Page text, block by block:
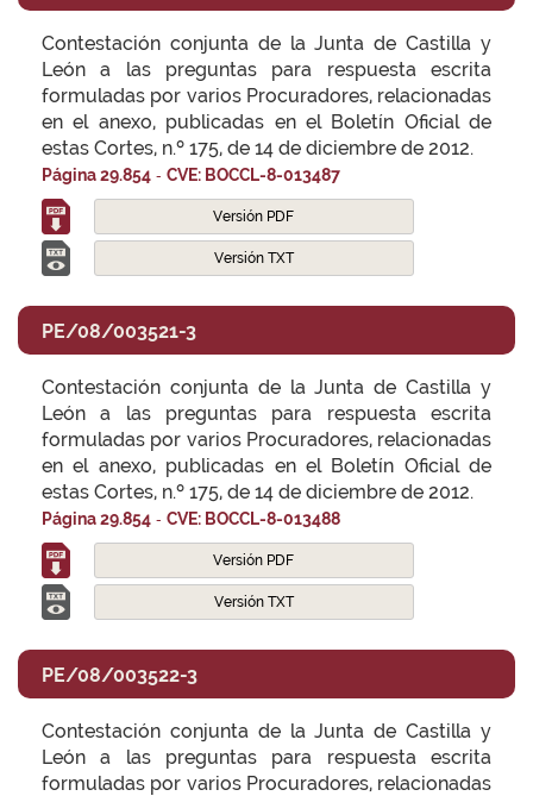
Contestación conjunta de la Junta de Castilla y
León a las preguntas para respuesta escrita
formuladas por varios Procuradores, relacionadas
en el anexo, publicadas en el Boletín Oficial de
estas Cortes, n.º 175, de 14 de diciembre de 2012.
Página 29.854 - CVE: BOCCL-8-013487
Versión PDF
Versión TXT
PE/08/003521-3
Contestación conjunta de la Junta de Castilla y
León a las preguntas para respuesta escrita
formuladas por varios Procuradores, relacionadas
en el anexo, publicadas en el Boletín Oficial de
estas Cortes, n.º 175, de 14 de diciembre de 2012.
Página 29.854 - CVE: BOCCL-8-013488
Versión PDF
Versión TXT
PE/08/003522-3
Contestación conjunta de la Junta de Castilla y
León a las preguntas para respuesta escrita
formuladas por varios Procuradores, relacionadas